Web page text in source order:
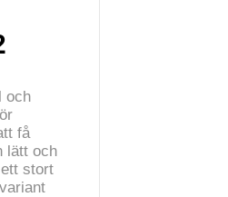
och
få
lätt och
stort